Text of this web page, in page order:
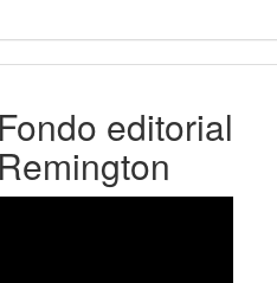
Fondo editorial
Remington